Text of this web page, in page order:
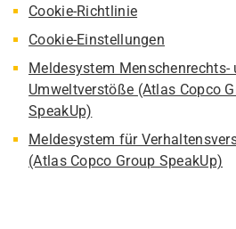
Cookie-Richtlinie
Cookie-Einstellungen
Meldesystem Menschenrechts-
Umweltverstöße (Atlas Copco
SpeakUp)
Meldesystem für
(Atlas Copco Group SpeakUp)